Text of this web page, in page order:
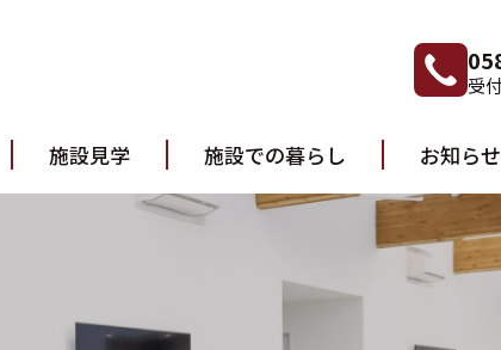
受
施設見学 施設での暮らし お知らせ